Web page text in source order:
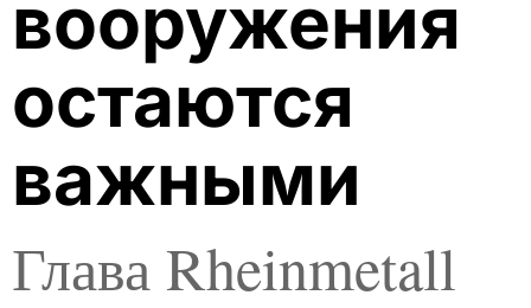
вооружения
остаются
важными
Глава Rheinmetall